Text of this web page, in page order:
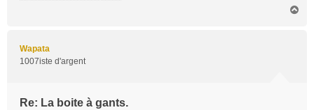
Wapata
1007iste d'argent
Re: La boite à gants.